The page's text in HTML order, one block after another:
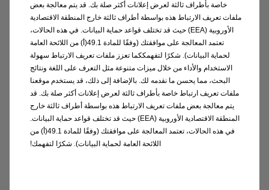
الإدارة
اقرأ المزيد
خاصة بأطراف ثالثة لعرض إعلانات أكثر صلة بك. قد يتم معالجة بعض
ملفات تعريف الارتباط هذه بواسطة أطراف ثالثة خارج المنطقة الاقتصادية
الأوروبية (EEA) حيث قد تختلف قواعد حماية البيانات. في هذه الحالات،
تعتمد المعالجة على موافقتك (وفقًا للمادة 49.1(أ) من اللائحة العامة
لحماية البيانات). شكرًا لتفهمككما تعزز ملفات تعريف الارتباط سهولة
الاستخدام والأداء من خلال ميزات متنوعة مثل التعرف على اللغة ونتائج
البحث، مما يحسن ما نقدمه لك. بالإضافة إلى ذلك، قد يستخدم موقعنا
ملفات تعريف ارتباط خاصة بأطراف ثالثة لعرض إعلانات أكثر صلة بك. قد
يتم معالجة بعض ملفات تعريف الارتباط هذه بواسطة أطراف ثالثة خارج
المنطقة الاقتصادية الأوروبية (EEA) حيث قد تختلف قواعد حماية البيانات.
في هذه الحالات، تعتمد المعالجة على موافقتك (وفقًا للمادة 49.1(أ) من
اللائحة العامة لحماية البيانات). شكرًا لتفهمك!